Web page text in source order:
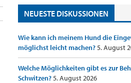
NEUESTE DISKUSSIONEN
Wie kann ich meinem Hund die
möglichst leicht machen?5. August
Welche Möglichkeiten gibt es zur
Schwitzen?5. August 2026